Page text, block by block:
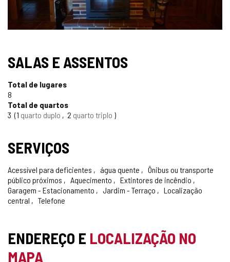
SALAS E ASSENTOS
Total de lugares
8
Total de quartos
3
1 quarto duplo 2 quarto triplo
SERVIÇOS
Acessível para deficientes água quente
Ônibus ou transporte
público próximos
Aquecimento
Extintores de incêndio
Garagem - Estacionamento
Jardim - Terraço
Localização
central
Telefone
ENDEREÇO E LOCALIZAÇÃO NO
MAPA